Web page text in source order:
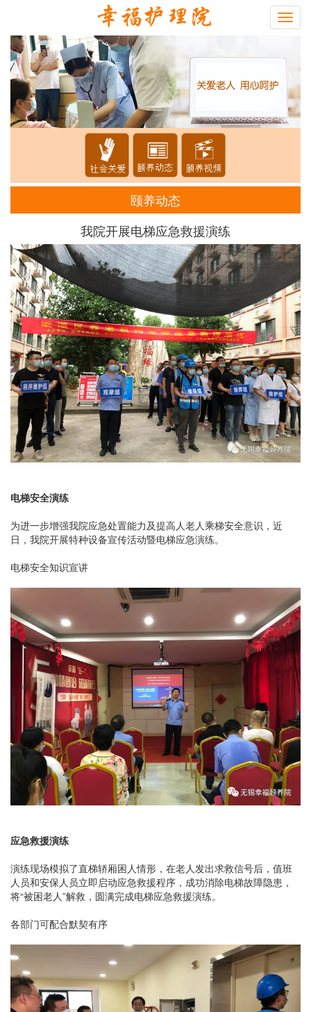
颐养动态
我院开展电梯应急救援演练
电梯安全演练
为进一步增强我院应急处置能力及提高人老人乘梯安全意识，近
日，我院开展特种设备宣传活动暨电梯应急演练。
电梯安全知识宣讲
应急救援演练
演练现场模拟了直梯轿厢困人情形，在老人发出求救信号后，值班
人员和安保人员立即启动应急救援程序，成功消除电梯故障隐患，
将“被困老人”解救，圆满完成电梯应急救援演练。
各部门可配合默契有序